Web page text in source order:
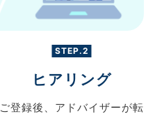
STEP.2
ヒアリング
ご登録後、 アドバイザーが転